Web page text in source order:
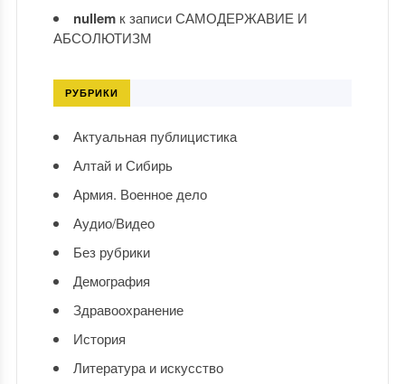
nullemк записиСАМОДЕРЖАВИЕ И
АБСОЛЮТИЗМ
РУБРИКИ
Актуальная публицистика
Алтай и Сибирь
Армия. Военное дело
Аудио/Видео
Без рубрики
Демография
Здравоохранение
История
Литература и искусство